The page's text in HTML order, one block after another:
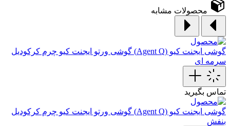
محصولات مشابه
گوشی ایجنت کیو (Agent Q)
گوشی ورتو ایجنت کیو چرم‌ کرکودیل
سرمه ای
تماس بگیرید
گوشی ایجنت کیو (Agent Q)
گوشی‌ ورتو ایجنت کیو چرم کرکودیل
بنفش